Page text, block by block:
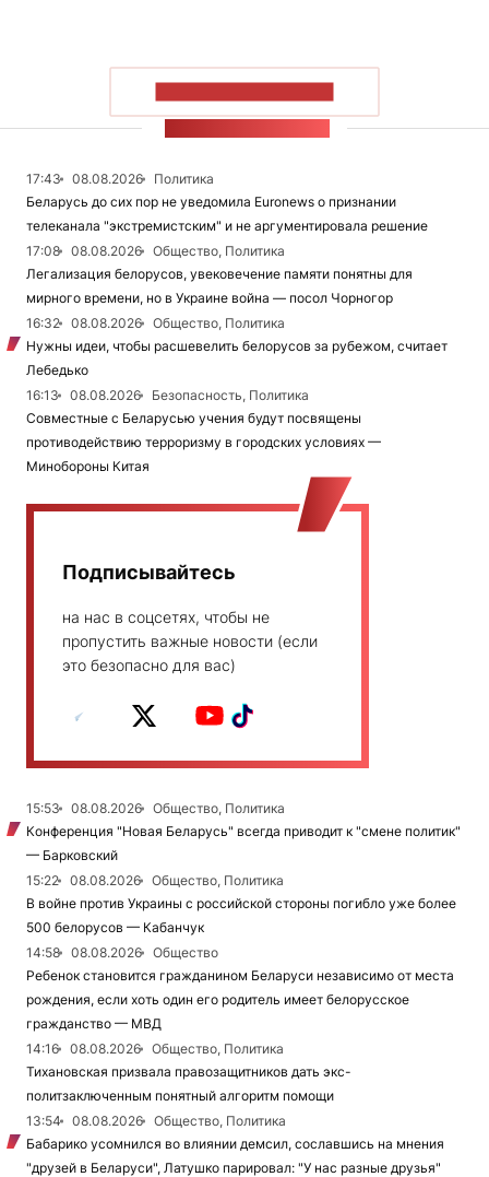
17:43 08.08.2026
Политика
Беларусь до сих пор не уведомила Euronews о признании
телеканала "экстремистским" и не аргументировала решение
17:08
08.08.2026
Общество, Политика
Легализация белорусов, увековечение памяти понятны для
мирного времени, но в Украине война — посол Чорногор
16:32
08.08.2026
Общество, Политика
Нужны идеи, чтобы расшевелить белорусов за рубежом, считает
Лебедько
16:13
08.08.2026
Безопасность, Политика
Совместные с Беларусью учения будут посвящены
противодействию терроризму в городских условиях —
Минобороны Китая
Подписывайтесь
на нас в соцсетях, чтобы не
пропустить важные новости (если
это безопасно для вас)
15:53 08.08.2026
Общество, Политика
Конференция "Новая Беларусь" всегда приводит к "смене политик"
— Барковский
15:22
08.08.2026
Общество, Политика
В войне против Украины с российской стороны погибло уже более
500 белорусов — Кабанчук
14:58
08.08.2026
Общество
Ребенок становится гражданином Беларуси независимо от места
рождения, если хоть один его родитель имеет белорусское
гражданство — МВД
14:16
08.08.2026
Общество, Политика
Тихановская призвала правозащитников дать экс-
политзаключенным понятный алгоритм помощи
13:54
08.08.2026
Общество, Политика
Бабарико усомнился во влиянии демсил, сославшись на мнения
"друзей в Беларуси", Латушко парировал: "У нас разные друзья"